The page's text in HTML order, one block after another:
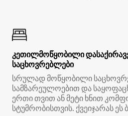
კეთილმოწყობილი
საცხოვრებლები
სრულად მოწყობილი
სამზარეულოებით და
ერთი თვით ან მეტი ხნით
სტუმრობისთვის. ქვეიჯარას ეს